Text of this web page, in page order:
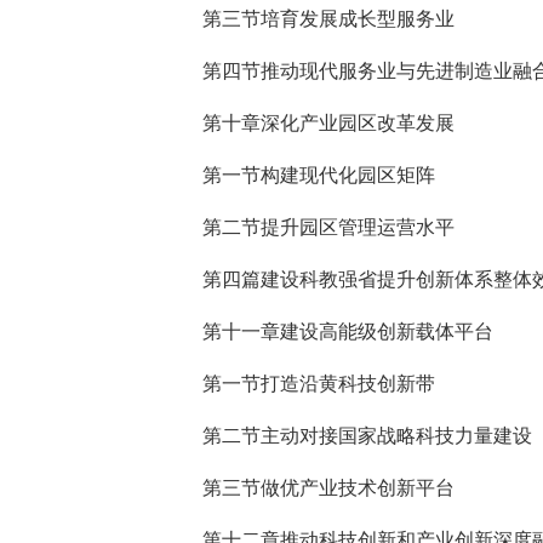
第三节培育发展成长型服务业
第四节推动现代服务业与先进制造业融
第十章深化产业园区改革发展
第一节构建现代化园区矩阵
第二节提升园区管理运营水平
第四篇建设科教强省提升创新体系整体
第十一章建设高能级创新载体平台
第一节打造沿黄科技创新带
第二节主动对接国家战略科技力量建设
第三节做优产业技术创新平台